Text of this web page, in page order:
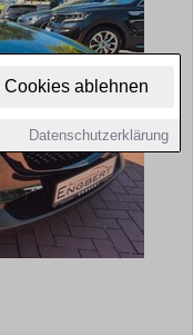
Cookies ablehnen
Datenschutzerklärung